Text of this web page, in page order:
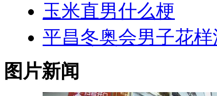
玉米直男什么梗
平昌冬奥会男子花
图片新闻